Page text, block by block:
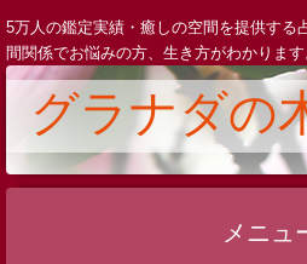
5万人の鑑定実績・癒しの空間を提供する
間関係でお悩みの方、生き方がわかります
グラナダの
メニュ